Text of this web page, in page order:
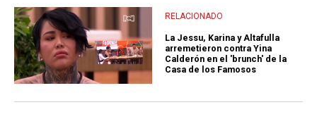
RELACIONADO
La Jessu, Karina y Altafulla
arremetieron contra Yina
Calderón en el 'brunch' de la
Casa de los Famosos